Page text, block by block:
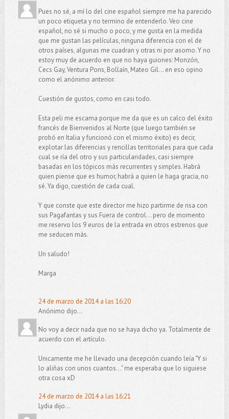
Pues no sé, a mí lo del cine español siempre me ha parecido
un poco etiqueta y no termino de entenderlo. Veo cine
español, no sé si mucho o poco, y me gusta en la medida
que me gustan las películas, ninguna diferencia con el de
otros países, algunas me cuadran y otras ni por asomo. Y no
estoy muy de acuerdo en que no haya guiones: Monzón,
Cecs Gay, Ventura Pons, Bollaín, Mateo Gil... en eso opino
como el anónimo anterior.
Cuestión de gustos, como en casi todo.
Esta peli me escama porque me da que es un calco del éxito
francés de Bienvenidos al Norte (que luego también se
probó en Italia y funcionó con el mismo éxito) es decir,
explotar las diferencias y rencillas territoriales para que cada
cual se ría del otro y sus particularidades, casi siempre
basadas en los tópicos más recurrentes y simples. Habrá
quien piense que es humor, habrá a quien le haga gracia, no
sé. Ya digo, cuestión de cada cual.
Y que conste que este director me hizo partirme de risa con
sus Pagafantas y sus Fuera de control... pero de momento
me reservo los 9 euros de la entrada en otros estrenos que
me seducen más.
Un saludo!
Marga
24 de marzo de 2014 a las 16:20
Anónimo dijo...
No voy a decir nada que no se haya dicho ya. Totalmente de
acuerdo con el artículo.
Unicamente me he llevado una decepción cuando leía "Y si
lo aliñas con unos cuantos..." me esperaba que lo siguiese
otra cosa xD
24 de marzo de 2014 a las 16:21
Lydia dijo...